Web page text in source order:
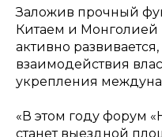
Заложив прочный
Китаем и Монголией
активно
взаимодействия
укрепления
«В этом году форум
станет выездной